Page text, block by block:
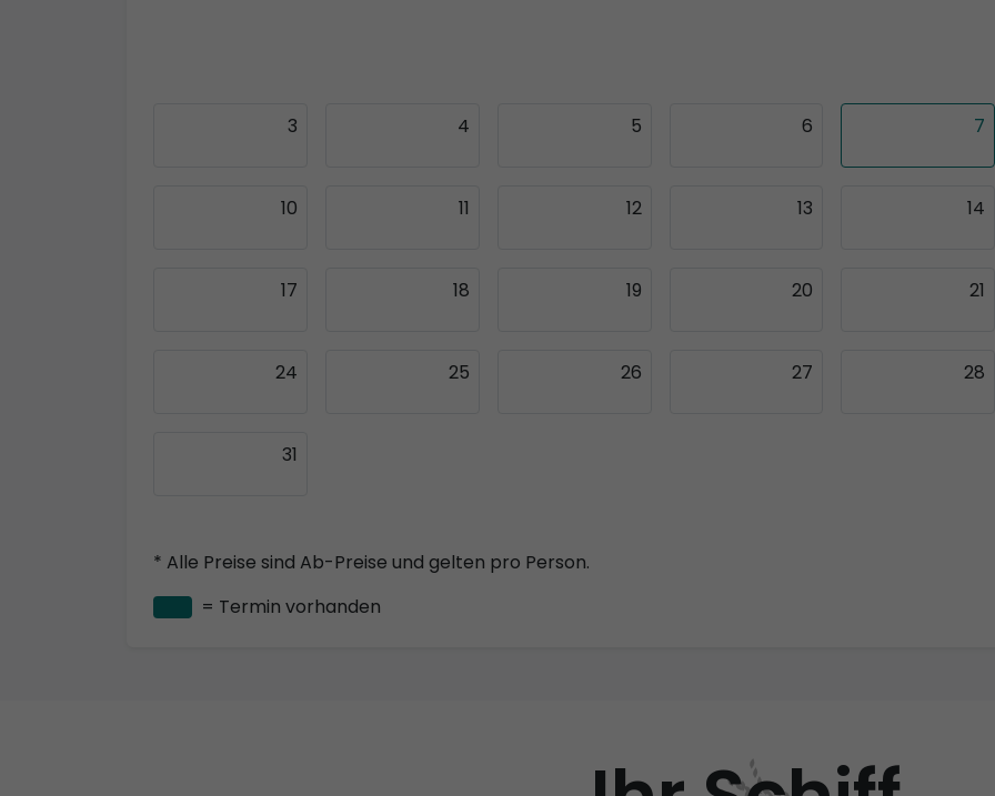
3 4 5 6 7
10 11 12 13 14
17 18 19 20 21
24 25 26 27 28
31
* Alle Preise sind Ab-Preise und gelten pro Person.
= Termin vorhanden